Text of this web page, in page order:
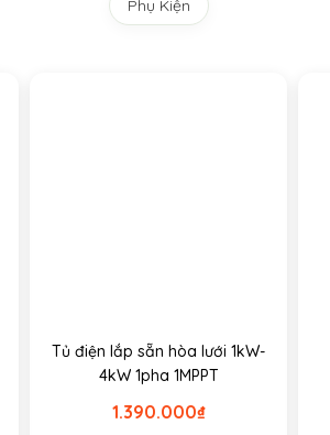
Phụ Kiện
Tủ điện lắp sẵn hòa lưới 1kW-
4kW 1pha 1MPPT
₫
1.390.000